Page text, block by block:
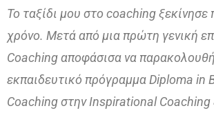
Το ταξίδι μου στο coaching ξεκίνησε
χρόνο. Μετά από μια πρώτη γενική
Coaching αποφάσισα να
εκπαιδευτικό πρόγραμμα Diploma in
Coaching στην Inspirational